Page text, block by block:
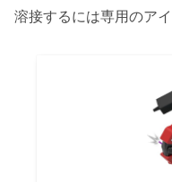
溶接するには専用のア